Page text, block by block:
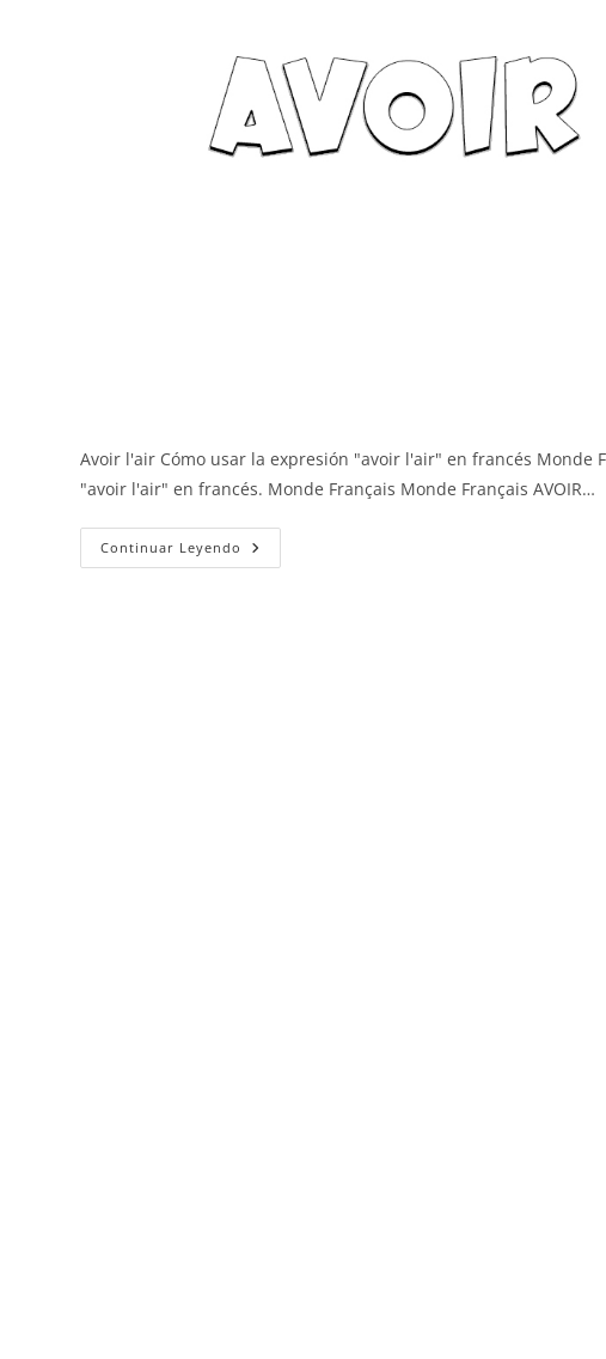
Avoir l'air Cómo usar la expresión "avoir l'air" en francés Monde
"avoir l'air" en francés. Monde Français Monde Français AVOIR…
Continuar Leyendo Avoir
L’air